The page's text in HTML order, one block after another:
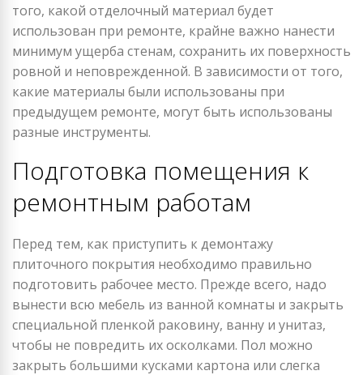
того, какой отделочный материал будет
использован при ремонте, крайне важно нанести
минимум ущерба стенам, сохранить их поверхность
ровной и неповрежденной. В зависимости от того,
какие материалы были использованы при
предыдущем ремонте, могут быть использованы
разные инструменты.
Подготовка помещения к
ремонтным работам
Перед тем, как приступить к демонтажу
плиточного покрытия необходимо правильно
подготовить рабочее место. Прежде всего, надо
вынести всю мебель из ванной комнаты и закрыть
специальной пленкой раковину, ванну и унитаз,
чтобы не повредить их осколками. Пол можно
закрыть большими кусками картона или слегка